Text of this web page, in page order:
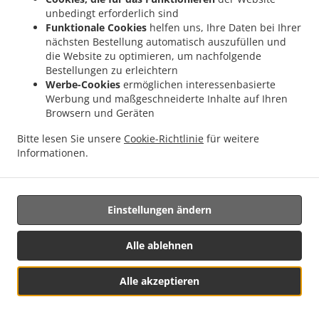
unbedingt erforderlich sind
Funktionale Cookies helfen uns, Ihre Daten bei Ihrer
nächsten Bestellung automatisch auszufüllen und
die Website zu optimieren, um nachfolgende
Bestellungen zu erleichtern
Werbe-Cookies ermöglichen interessenbasierte
Werbung und maßgeschneiderte Inhalte auf Ihren
Browsern und Geräten
Bitte lesen Sie unsere Cookie-Richtlinie für weitere
Informationen.
Alle akzeptieren
Alle ablehnen
Einstellungen ändern
Klagen, gleich welcher Art, die sich aus oder im
Zusammenhang mit diesem Vertrag ergeben, von keiner
Vertragspartei mehr als ein Jahr nach Entstehung des
Klagegrunds erhoben werden.
17. Gesamter Vertrag
17.1 Sie stimmen zu, dass dieser Vertrag und die per
schriftlichem Verweis in diesem Vertrag eingeschlossenen
Informationen (einschließlich des Verweises auf
Informationen, die in einer URL oder einer Richtlinie
gesamten Vertrag für die Anwendung darstellen und alle
zuvor oder gleichzeitig abgeschlossenen Verträge,
Angebote, Verhandlungen, Demonstrationen oder
Erklärungen in Bezug auf Oracle Produkte und Services
ersetzen.
17.2 Es wird ausdrücklich vereinbart, dass die
Tischreservierung Menü & Bestellen